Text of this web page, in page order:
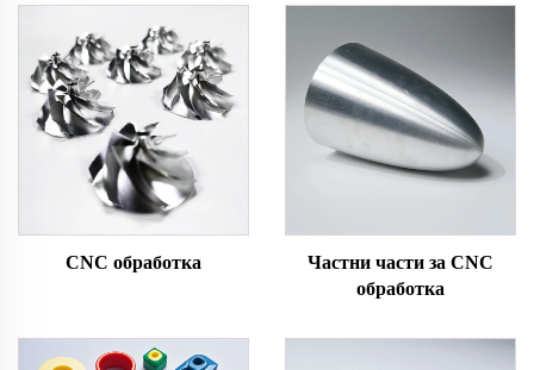
CNC обработка
Частни части за CNC
обработка